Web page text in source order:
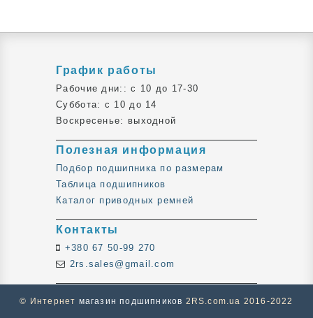
График работы
Рабочие дни:: c 10 до 17-30
Суббота: c 10 до 14
Воскресенье: выходной
Полезная информация
Подбор подшипника по размерам
Таблица подшипников
Каталог приводных ремней
Контакты
+380 67 50-99 270
2rs.sales@gmail.com
© Интернет магазин подшипников 2RS.com.ua 2016-2022